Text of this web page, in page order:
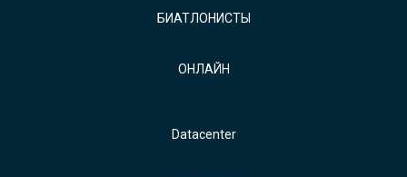
БИАТЛОНИСТЫ
ОНЛАЙН
Datacenter